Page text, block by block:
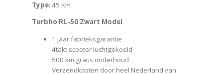
Type: 45 Km
Turbho RL-50 Zwart Model
1 jaar fabrieksgarantie
4takt scooter luchtgekoeld
500 km gratis onderhoud
Verzendkosten door heel Nederland van